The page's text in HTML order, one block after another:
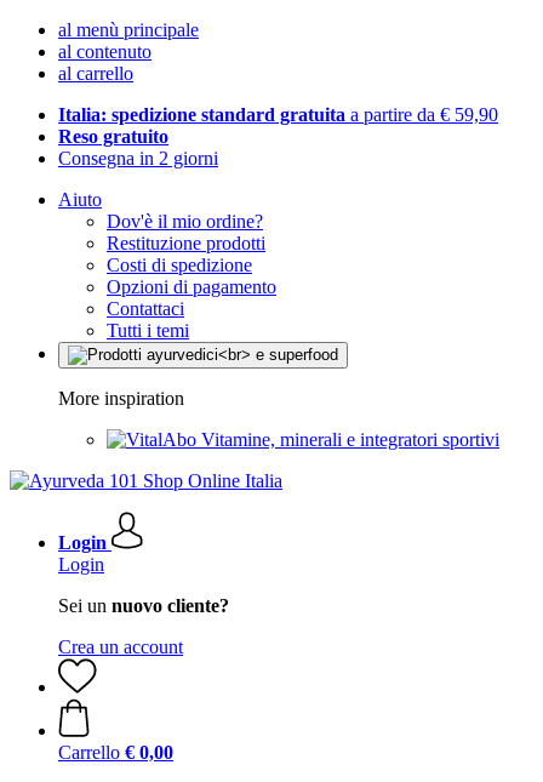
al menù principale
al contenuto
al carrello
Italia: spedizione standard gratuita a partire da € 59,90
Reso gratuito
Consegna in 2 giorni
Aiuto
Dov'è il mio ordine?
Restituzione prodotti
Costi di spedizione
Opzioni di pagamento
Contattaci
Tutti i temi
More inspiration
Vitamine, minerali e integratori sportivi
Login
Login
Sei un nuovo cliente?
Crea un account
Carrello € 0,00